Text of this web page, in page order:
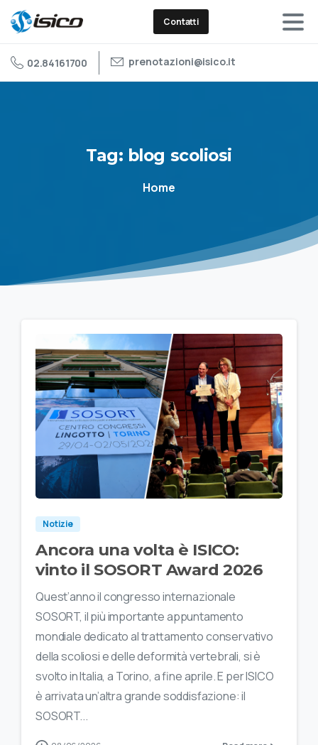
Contatti
02.84161700 prenotazioni@isico.it
Tag: blog scoliosi
Home
Notizie
Ancora una volta è ISICO:
vinto il SOSORT Award 2026
Quest’anno il congresso internazionale
SOSORT, il più importante appuntamento
mondiale dedicato al trattamento conservativo
della scoliosi e delle deformità vertebrali, si è
svolto in Italia, a Torino, a fine aprile. E per ISICO
è arrivata un’altra grande soddisfazione: il
SOSORT...